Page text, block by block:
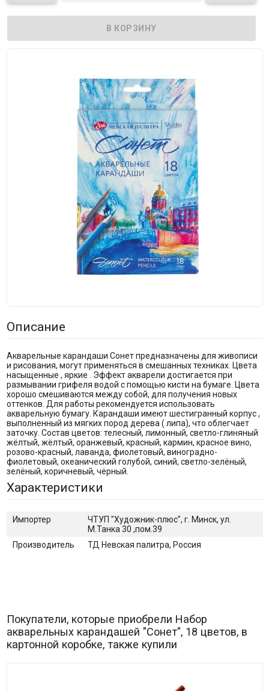
Описание
Акварельные карандаши Сонет предназначены для живописи
и рисования, могут применяться в смешанных техниках. Цвета
насыщенные , яркие . Эффект акварели достигается при
размывании грифеля водой с помощью кисти на бумаге. Цвета
хорошо смешиваются между собой, для получения новых
оттенков. Для работы рекомендуется использовать
акварельную бумагу. Карандаши имеют шестигранный корпус ,
выполненный из мягких пород дерева ( липа), что облегчает
заточку. Состав цветов: телесный, лимонный, светло-глиняный
жёлтый, жёлтый, оранжевый, красный, кармин, красное вино,
розово-красный, лаванда, фиолетовый, виноградно-
фиолетовый, океанический голубой, синий, светло-зелёный,
зелёный, коричневый, чёрный.
Характеристики
Импортер
ЧТУП "Художник-плюс", г. Минск, ул.
М.Танка 30 ,пом.39
Производитель
ТД Невская палитра, Россия
Покупатели, которые приобрели Набор
акварельных карандашей "Сонет", 18 цветов, в
картонной коробке, также купили